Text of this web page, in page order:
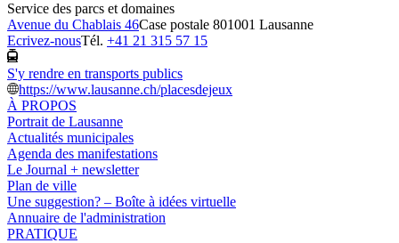
Service des parcs et domaines
Avenue du Chablais 46Case postale 801001 Lausanne
Ecrivez-nousTél. +41 21 315 57 15
S'y rendre en transports publics
https://www.lausanne.ch/placesdejeux
À PROPOS
Portrait de Lausanne
Actualités municipales
Agenda des manifestations
Le Journal + newsletter
Plan de ville
Une suggestion? – Boîte à idées virtuelle
Annuaire de l'administration
PRATIQUE